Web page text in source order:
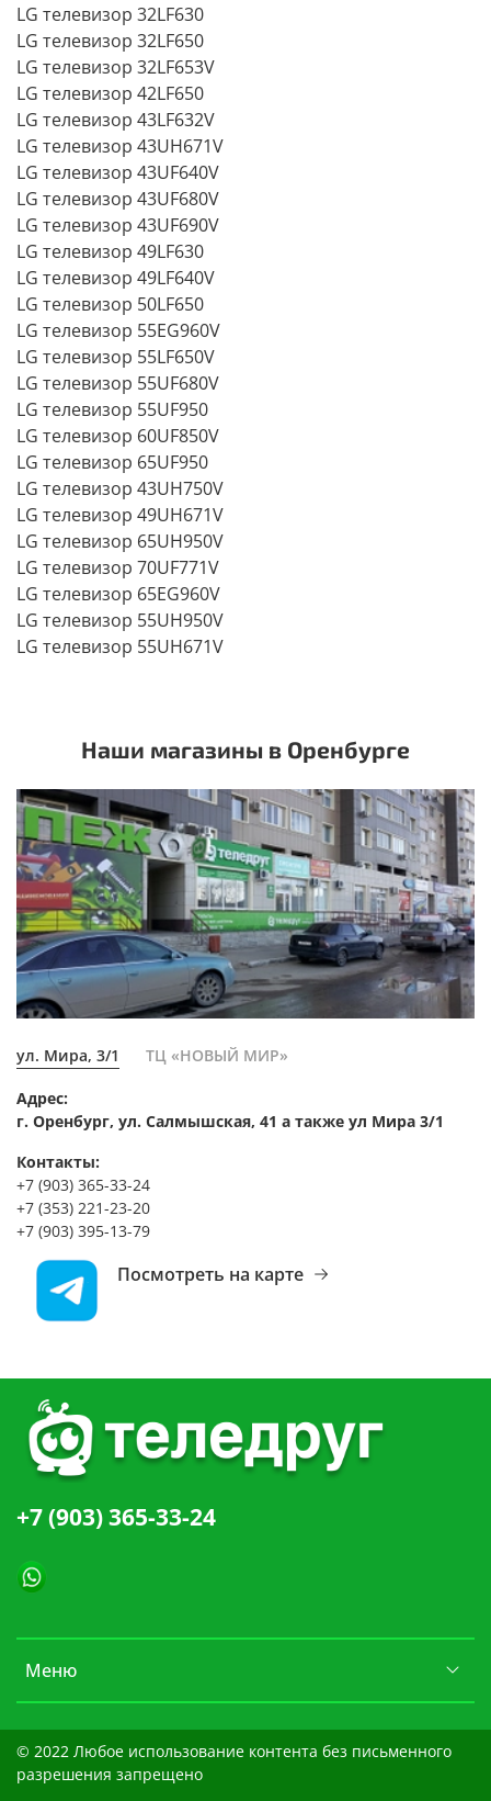
LG телевизор 32LF630
LG телевизор 32LF650
LG телевизор 32LF653V
LG телевизор 42LF650
LG телевизор 43LF632V
LG телевизор 43UH671V
LG телевизор 43UF640V
LG телевизор 43UF680V
LG телевизор 43UF690V
LG телевизор 49LF630
LG телевизор 49LF640V
LG телевизор 50LF650
LG телевизор 55EG960V
LG телевизор 55LF650V
LG телевизор 55UF680V
LG телевизор 55UF950
LG телевизор 60UF850V
LG телевизор 65UF950
LG телевизор 43UH750V
LG телевизор 49UH671V
LG телевизор 65UH950V
LG телевизор 70UF771V
LG телевизор 65EG960V
LG телевизор 55UH950V
LG телевизор 55UH671V
Наши магазины в Оренбурге
ул. Мира, 3/1 ТЦ «НОВЫЙ МИР»
Адрес:
г. Оренбург, ул. Салмышская, 41 а также ул Мира 3/1
Контакты:
+7 (903) 365-33-24
+7 (353) 221-23-20
+7 (903) 395-13-79
Посмотреть на карте
Меню
+7 (903) 365-33-24
© 2022 Любое использование контента без письменного
разрешения запрещено